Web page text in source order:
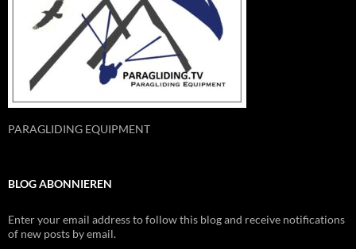
PARAGLIDING EQUIPMENT
BLOG ABONNIEREN
Enter your email address to follow this blog and receive notifications
of new posts by email.